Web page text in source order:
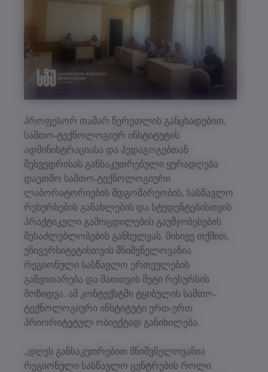
პროფესორ თამარ წერეთლის განცხადებით,
სამთო-ტექნოლოგიურ ინსტიტუტის
ადმინისტრაციასა და პედაგოგებთან
შეხვედრისას განსაკუთრებული ყურადღება
დაეთმო სამთო-ტექნოლოგიური
ლაბორატორიების მდგომარეობის, სასწავლო
რესურსების განახლების და სტუდენტებისთვის
პრაქტიკული გამოცდილების გაუმჯობესების
შესაძლებლობების განხულვას. მისივე თქმით,
უნივერსიტეტისთვის მნიშვნელოვანია
რეგიონული სასწავლო ერთეულების
განვითარება და მათთვის მეტი რესურსის
მოზიდვა. ამ კონტექსტში ტყიბულის სამთო-
ტექნოლოგიური ინსტიტუტი ერთ-ერთ
პრიორიტეტულ ობიექტად განიხილება.
„დღეს განსაკუთრებით მნიშვნელოვანია
რეგიონული სასწავლო ცენტრების როლი